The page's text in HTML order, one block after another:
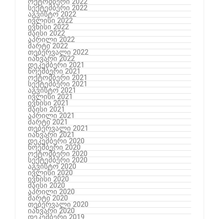
სექტემბერი 2022
აგვისტო 2022
ივლისი 2022
ივნისი 2022
მაისი 2022
აპრილი 2022
მარტი 2022
თებერვალი 2022
იანვარი 2022
დეკემბერი 2021
ნოემბერი 2021
ოქტომბერი 2021
სექტემბერი 2021
აგვისტო 2021
ივლისი 2021
ივნისი 2021
მაისი 2021
აპრილი 2021
მარტი 2021
თებერვალი 2021
იანვარი 2021
დეკემბერი 2020
ნოემბერი 2020
ოქტომბერი 2020
სექტემბერი 2020
აგვისტო 2020
ივლისი 2020
ივნისი 2020
მაისი 2020
აპრილი 2020
მარტი 2020
თებერვალი 2020
იანვარი 2020
დეკემბერი 2019